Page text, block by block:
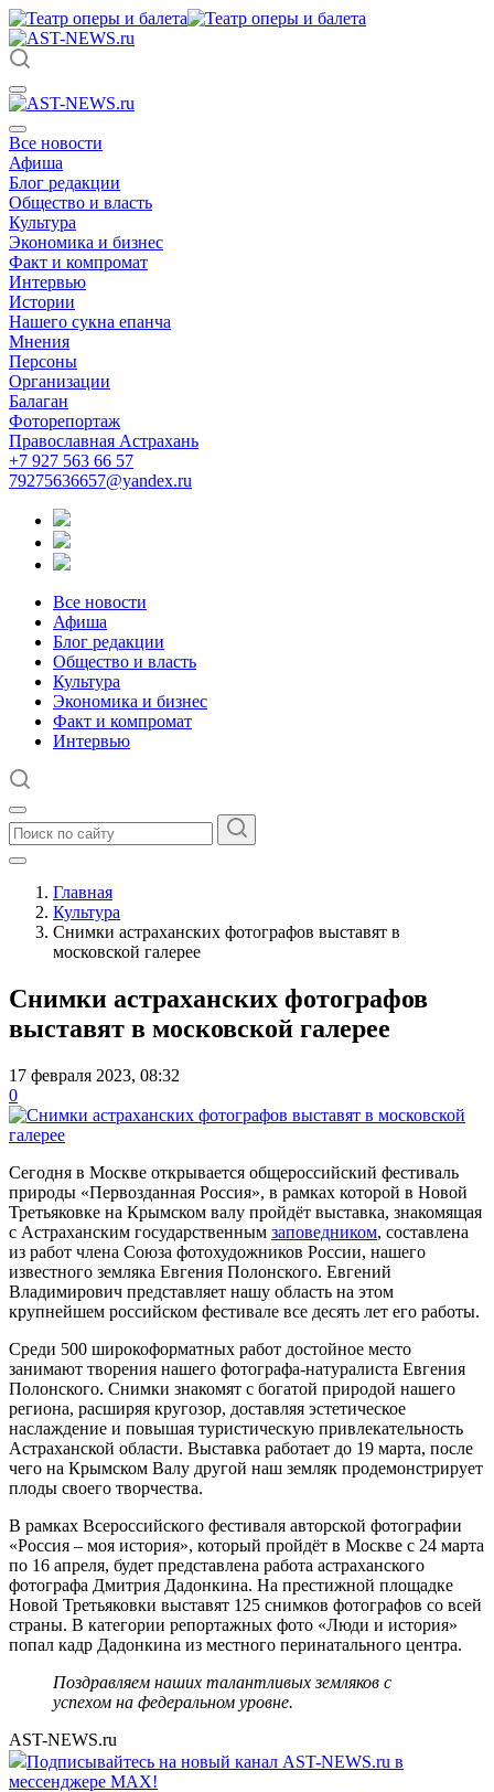
Все новости
Афиша
Блог редакции
Общество и власть
Культура
Экономика и бизнес
Факт и компромат
Интервью
Истории
Нашего сукна епанча
Мнения
Персоны
Организации
Балаган
Фоторепортаж
Православная Астрахань
+7 927 563 66 57
79275636657@yandex.ru
Все новости
Афиша
Блог редакции
Общество и власть
Культура
Экономика и бизнес
Факт и компромат
Интервью
Главная
Культура
Снимки астраханских фотографов выставят в
московской галерее
Снимки астраханских фотографов
выставят в московской галерее
17 февраля 2023, 08:32
0
Сегодня в Москве открывается общероссийский фестиваль
природы «Первозданная Россия», в рамках которой в Новой
Третьяковке на Крымском валу пройдёт выставка, знакомящая
с Астраханским государственным заповедником, составлена
из работ члена Союза фотохудожников России, нашего
известного земляка Евгения Полонского. Евгений
Владимирович представляет нашу область на этом
крупнейшем российском фестивале все десять лет его работы.
Среди 500 широкоформатных работ достойное место
занимают творения нашего фотографа-натуралиста Евгения
Полонского. Снимки знакомят с богатой природой нашего
региона, расширяя кругозор, доставляя эстетическое
наслаждение и повышая туристическую привлекательность
Астраханской области. Выставка работает до 19 марта, после
чего на Крымском Валу другой наш земляк продемонстрирует
плоды своего творчества.
В рамках Всероссийского фестиваля авторской фотографии
«Россия – моя история», который пройдёт в Москве с 24 марта
по 16 апреля, будет представлена работа астраханского
фотографа Дмитрия Дадонкина. На престижной площадке
Новой Третьяковки выставят 125 снимков фотографов со всей
страны. В категории репортажных фото «Люди и история»
попал кадр Дадонкина из местного перинатального центра.
Поздравляем наших талантливых земляков с
успехом на федеральном уровне.
AST-NEWS.ru
Подписывайтесь на новый канал AST-NEWS.ru в
мессенджере MAX!